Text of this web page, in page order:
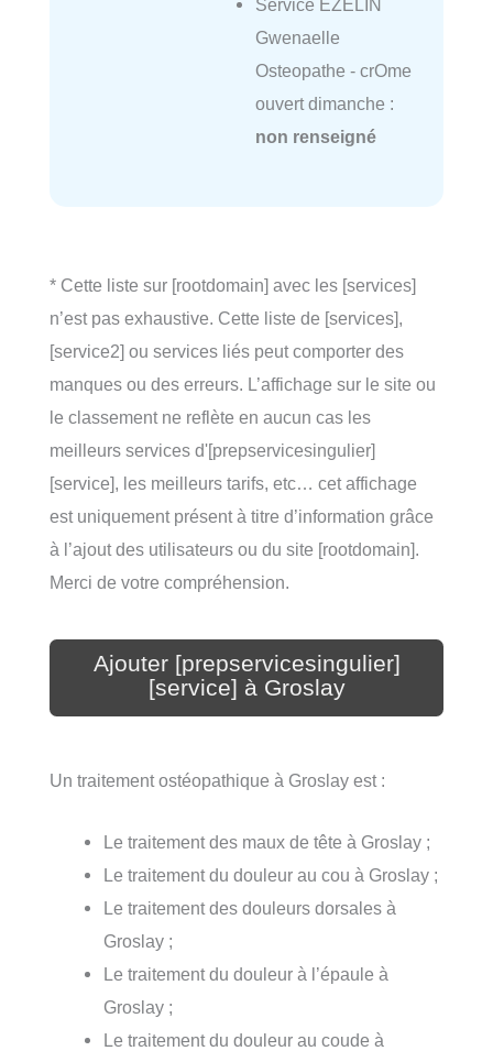
Gwenaelle
Osteopathe - crOme
ouvert dimanche :
non renseigné
* Cette liste sur [rootdomain] avec les [services]
n’est pas exhaustive. Cette liste de [services],
[service2] ou services liés peut comporter des
manques ou des erreurs. L’affichage sur le site ou
le classement ne reflète en aucun cas les
meilleurs services d'[prepservicesingulier]
[service], les meilleurs tarifs, etc… cet affichage
est uniquement présent à titre d’information grâce
à l’ajout des utilisateurs ou du site [rootdomain].
Merci de votre compréhension.
Ajouter [prepservicesingulier]
[service] à Groslay
Un traitement ostéopathique à Groslay est :
Le traitement des maux de tête à Groslay ;
Le traitement du douleur au cou à Groslay ;
Le traitement des douleurs dorsales à
Groslay ;
Le traitement du douleur à l’épaule à
Groslay ;
Le traitement du douleur au coude à